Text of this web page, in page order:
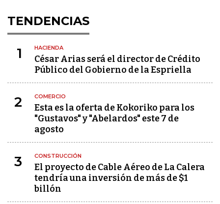
TENDENCIAS
1 HACIENDA
César Arias será el director de Crédito
Público del Gobierno de la Espriella
2 COMERCIO
Esta es la oferta de Kokoriko para los
"Gustavos" y "Abelardos" este 7 de
agosto
3 CONSTRUCCIÓN
El proyecto de Cable Aéreo de La Calera
tendría una inversión de más de $1
billón